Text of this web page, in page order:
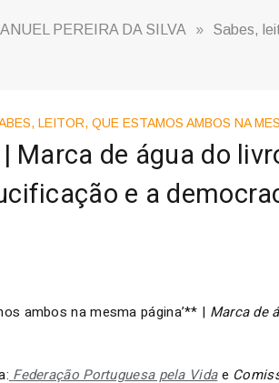
PEREIRA DA SILVA »
Sabes,
LEITOR, QUE ESTAMOS AMBOS NA
Marca de água do
e a
ambos na mesma página’** | Marca de
Federação Portuguesa pela Vidae